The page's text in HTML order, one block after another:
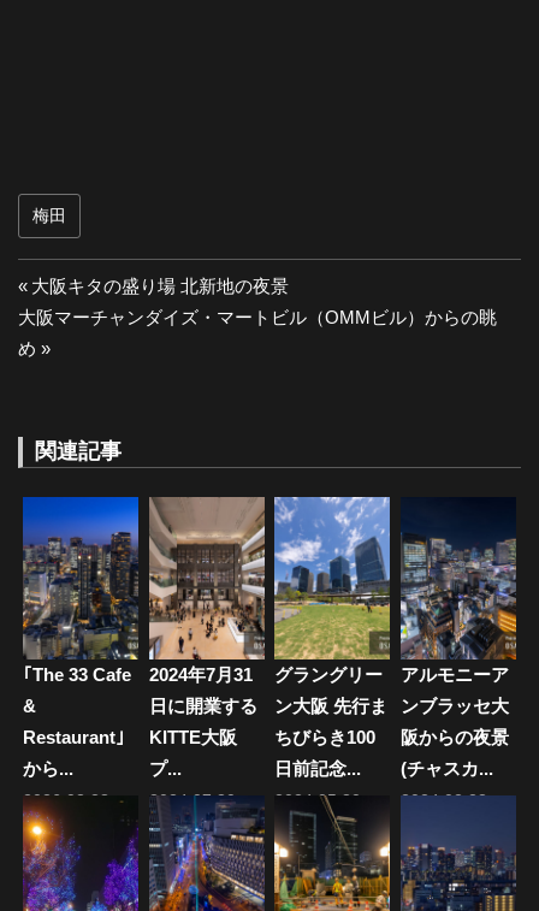
梅田
投
稿
ビ
ゲ
ー
シ
ョ
ン
前
の
投
大阪キタの盛り場 北新地の夜景
次
の
大阪マーチャンダイズ・マートビル（OMMビル）からの眺
め
関連記事
｢The 33 Cafe
&
Restaurant｣
から...
2026.03.28
2024年7月31
日に開業する
KITTE大阪
プ...
2024.07.30
グラングリー
ン大阪 先行ま
ちびらき100
日前記念...
2024.05.30
アルモニーア
ンブラッセ大
阪からの夜景
(チャスカ...
2024.02.23